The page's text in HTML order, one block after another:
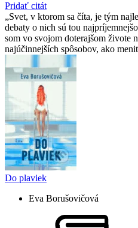
Pridať citát
Svet, v ktorom sa číta, je tým
debaty o nich sú tou
som vo svojom doterajšom živote
najúčinnejších spôsobov, ako
Do plaviek
Eva Borušovičová